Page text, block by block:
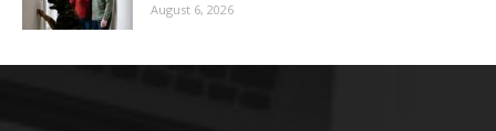
August 6, 2026